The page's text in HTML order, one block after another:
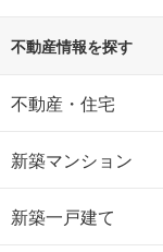
不動産情報を探す
不動産・住宅
新築マンション
新築一戸建て